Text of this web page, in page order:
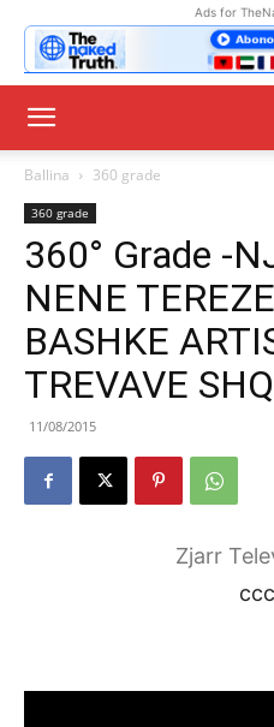
Ads for
Ballina 360 grade
360 grade
360° Grade -
NENE
BASHKE
TREVAVE
11/08/2015
Zjarr